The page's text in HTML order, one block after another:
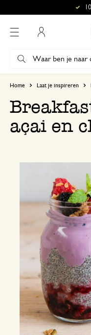
Home Laat je inspireren
açai en